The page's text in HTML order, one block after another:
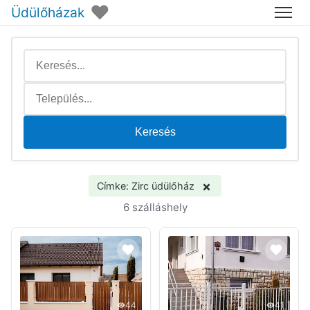
Üdülőházak ♥ Menü
Keresés
Címke: Zirc üdülőház ×
6 szálláshely
44 41